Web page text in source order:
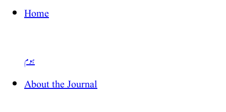
Home
ہوم
About the Journal